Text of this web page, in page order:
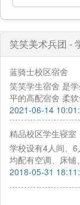
笑笑美术兵团 -
蓝骑士校区宿舍
笑笑学生宿舍 是
平的高配宿舍 柔
明亮宽敞的景观大
和24小时供应的热
2021-06-14
精品校区学生寝室
学校设有4人间、6
均配有空调、床铺
校区4人间含独立
2018-05-31